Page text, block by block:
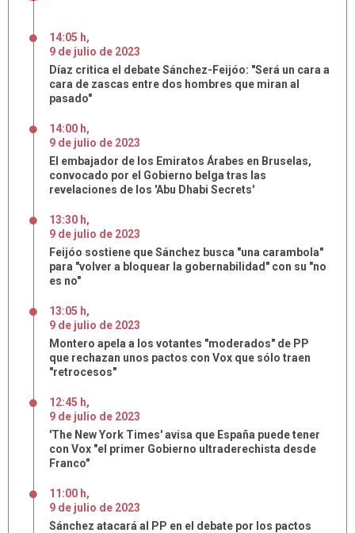
14:05 h,
9 de julio de 2023
Díaz critica el debate Sánchez-Feijóo: "Será un cara a
cara de zascas entre dos hombres que miran al
pasado"
14:00 h,
9 de julio de 2023
El embajador de los Emiratos Árabes en Bruselas,
convocado por el Gobierno belga tras las
revelaciones de los 'Abu Dhabi Secrets'
13:30 h,
9 de julio de 2023
Feijóo sostiene que Sánchez busca "una carambola"
para "volver a bloquear la gobernabilidad" con su "no
es no"
13:05 h,
9 de julio de 2023
Montero apela a los votantes "moderados" de PP
que rechazan unos pactos con Vox que sólo traen
"retrocesos"
12:45 h,
9 de julio de 2023
'The New York Times' avisa que España puede tener
con Vox "el primer Gobierno ultraderechista desde
Franco"
11:00 h,
9 de julio de 2023
Sánchez atacará al PP en el debate por los pactos